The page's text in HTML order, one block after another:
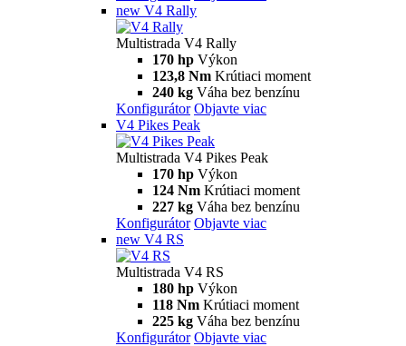
new V4 Rally
Multistrada V4 Rally
170 hp Výkon
123,8 Nm Krútiaci moment
240 kg Váha bez benzínu
Konfigurátor Objavte viac
V4 Pikes Peak
Multistrada V4 Pikes Peak
170 hp Výkon
124 Nm Krútiaci moment
227 kg Váha bez benzínu
Konfigurátor Objavte viac
new V4 RS
Multistrada V4 RS
180 hp Výkon
118 Nm Krútiaci moment
225 kg Váha bez benzínu
Konfigurátor Objavte viac